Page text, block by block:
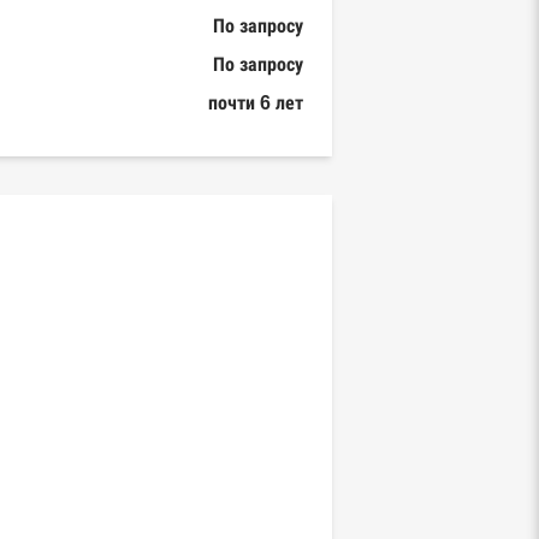
По запросу
По запросу
почти 6 лет